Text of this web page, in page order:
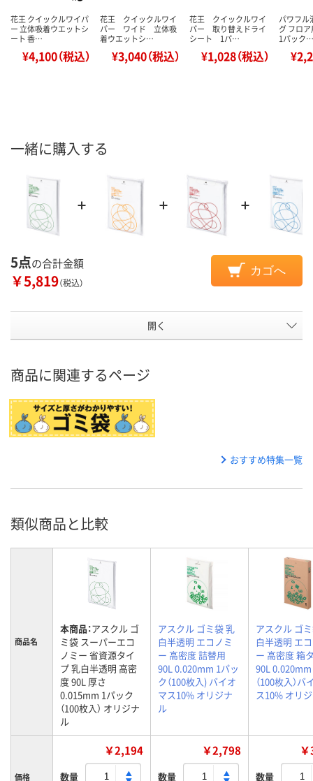
花王 クイックルワイパ
ー 立体吸着ウエットシ
ート 香…
¥4,100（税込）
花王 クイックルワイ
パー ワイド 立体吸
着ウエットシ…
¥3,040（税込）
花王 クイックルワイ
パー 取り替えドライ
シート 1パ…
¥1,028（税込）
パワフル
グ フロ
1パック…
一緒に購入する
5点の合計金額
￥5,819（税込）
カゴへ
開く
商品に関連するページ
おすすめ特集一覧
類似商品と比較
商品名
本商品：アスクル ゴ
ミ袋 スーパーエコ
ノミー 省資源タイ
プ 乳白半透明 高密
度 90L 厚さ
0.015mm 1パック
（100枚入） オリジナ
ル
アスクル ゴミ袋 乳
白半透明 エコノミ
ー 高密度 詰替用
90L 0.020mm 1パッ
ク（100枚入) バイオ
マス10% オリジナ
ル
アスクル ゴ
白半透明 エ
ー 高密度 箱
90L
（100枚入）バ
ス10% オリ
価格
￥2,194
数量
￥2,798
数量 数量